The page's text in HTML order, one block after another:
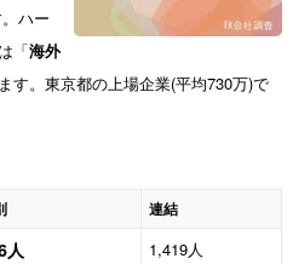
ハー
「海外
す。東京都の上場企業(平均730万)で
連結
人 1,419人